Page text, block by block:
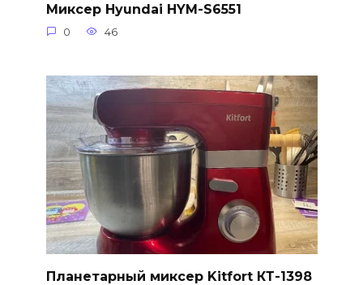
Миксер Hyundai HYM-S6551
0 46
Планетарный миксер Kitfort КТ-1398